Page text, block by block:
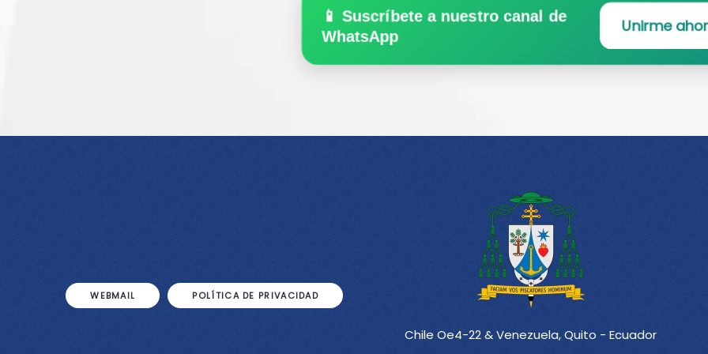
📱 Suscríbete a nuestro canal de
WhatsApp
Unirme
WEBMAIL POLÍTICA DE PRIVACIDAD
Chile Oe4-22 & Venezuela, Quito - Ecuador